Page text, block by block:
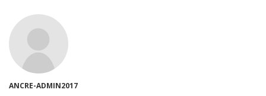
ANCRE-ADMIN2017